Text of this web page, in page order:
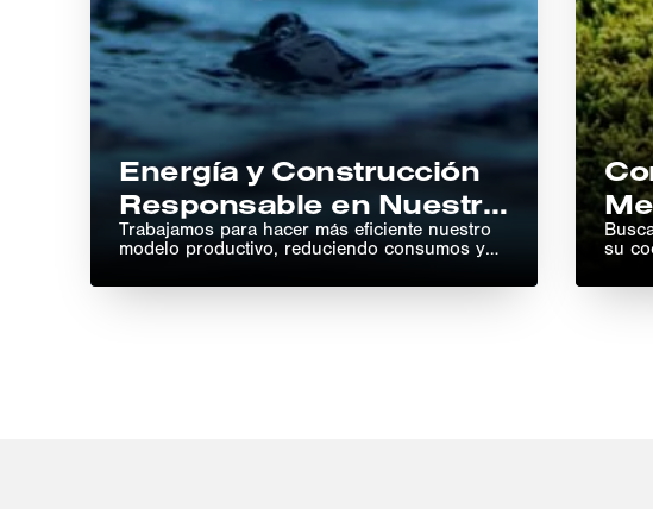
Energía y Construcción
Responsable en Nuestro
Origen
Trabajamos para hacer más eficiente nuestro
modelo productivo, reduciendo consumos y
su